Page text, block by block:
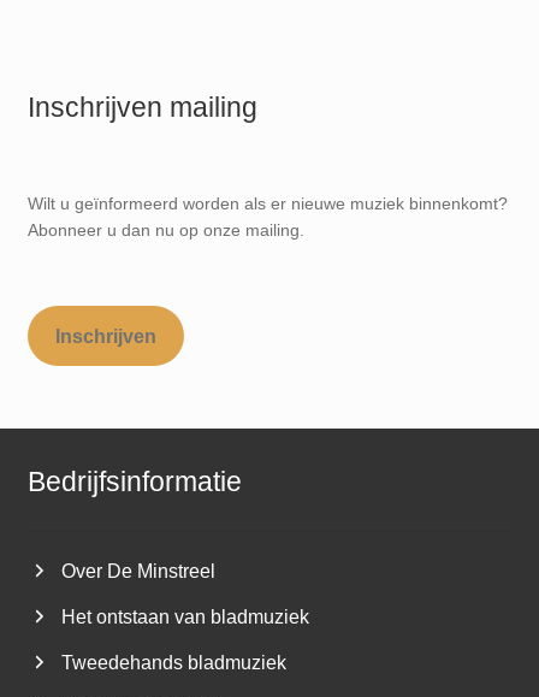
Inschrijven mailing
Wilt u geïnformeerd worden als er nieuwe muziek binnenkomt?
Abonneer u dan nu op onze mailing.
Inschrijven
Bedrijfsinformatie
Over De Minstreel
Het ontstaan van bladmuziek
Tweedehands bladmuziek